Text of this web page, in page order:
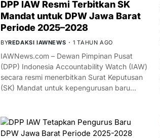
DPP IAW Resmi Terbitkan SK
Mandat untuk DPW Jawa Barat
Periode 2025–2028
BYREDAKSI IAWNEWS 1 TAHUN AGO
IAWNews.com – Dewan Pimpinan Pusat
(DPP) Indonesia Accountability Watch (IAW)
secara resmi menerbitkan Surat Keputusan
(SK) Mandat untuk kepengurusan baru…